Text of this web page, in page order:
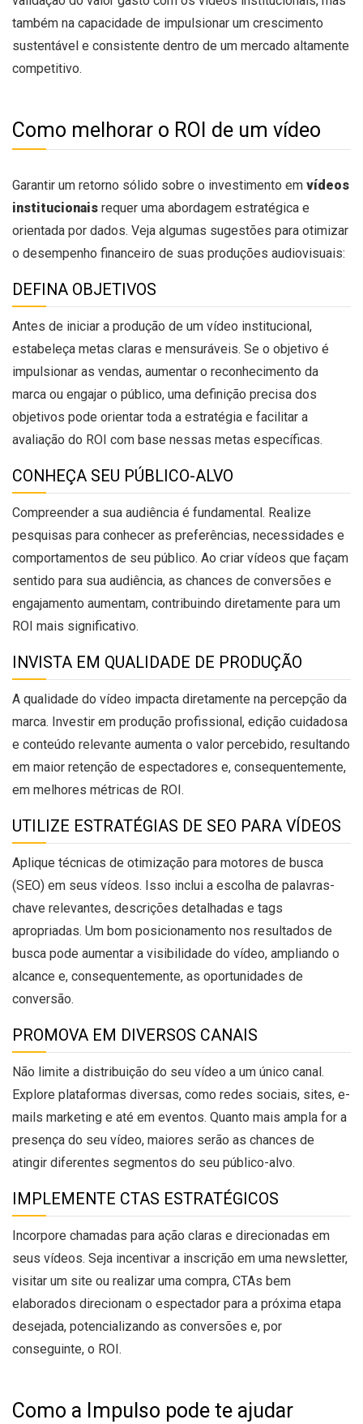
também na capacidade de impulsionar um crescimento
sustentável e consistente dentro de um mercado altamente
competitivo.
Como melhorar o ROI de um vídeo
Garantir um retorno sólido sobre o investimento em vídeos
institucionais requer uma abordagem estratégica e
orientada por dados. Veja algumas sugestões para otimizar
o desempenho financeiro de suas produções audiovisuais:
DEFINA OBJETIVOS
Antes de iniciar a produção de um vídeo institucional,
estabeleça metas claras e mensuráveis. Se o objetivo é
impulsionar as vendas, aumentar o reconhecimento da
marca ou engajar o público, uma definição precisa dos
objetivos pode orientar toda a estratégia e facilitar a
avaliação do ROI com base nessas metas específicas.
CONHEÇA SEU PÚBLICO-ALVO
Compreender a sua audiência é fundamental. Realize
pesquisas para conhecer as preferências, necessidades e
comportamentos de seu público. Ao criar vídeos que façam
sentido para sua audiência, as chances de conversões e
engajamento aumentam, contribuindo diretamente para um
ROI mais significativo.
INVISTA EM QUALIDADE DE PRODUÇÃO
A qualidade do vídeo impacta diretamente na percepção da
marca. Investir em produção profissional, edição cuidadosa
e conteúdo relevante aumenta o valor percebido, resultando
em maior retenção de espectadores e, consequentemente,
em melhores métricas de ROI.
UTILIZE ESTRATÉGIAS DE SEO PARA VÍDEOS
Aplique técnicas de otimização para motores de busca
(SEO) em seus vídeos. Isso inclui a escolha de palavras-
chave relevantes, descrições detalhadas e tags
apropriadas. Um bom posicionamento nos resultados de
busca pode aumentar a visibilidade do vídeo, ampliando o
alcance e, consequentemente, as oportunidades de
conversão.
PROMOVA EM DIVERSOS CANAIS
Não limite a distribuição do seu vídeo a um único canal.
Explore plataformas diversas, como redes sociais, sites, e-
mails marketing e até em eventos. Quanto mais ampla for a
presença do seu vídeo, maiores serão as chances de
atingir diferentes segmentos do seu público-alvo.
IMPLEMENTE CTAS ESTRATÉGICOS
Incorpore chamadas para ação claras e direcionadas em
seus vídeos. Seja incentivar a inscrição em uma newsletter,
visitar um site ou realizar uma compra, CTAs bem
elaborados direcionam o espectador para a próxima etapa
desejada, potencializando as conversões e, por
conseguinte, o ROI.
Como a Impulso pode te ajudar